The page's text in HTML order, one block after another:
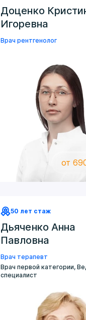
Доценко
Игоревна
Врач рентгенолог
от
50 лет стаж
Дьяченко Анна
Павловна
Врач терапевт
Врач первой категории,
специалист